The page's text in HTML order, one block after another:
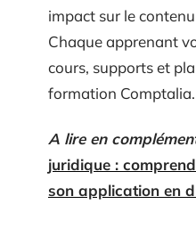
impact sur le
Chaque apprenant
cours, supports et
formation Comptalia.
A lire en
juridique :
son application en